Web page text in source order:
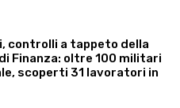
controlli a tappeto della
Finanza: oltre 100 militari
scoperti 31 lavoratori in